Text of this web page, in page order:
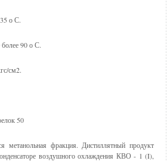
о С.
90 о С.
см2.
50
метанольная фракция. Дистиллятный продукт
воздушного охлаждения КВО - 1 (I),